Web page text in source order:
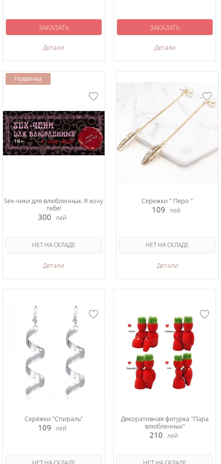
Детали
ЗАКАЗАТЬ
Детали
ЗАКАЗАТЬ
Sex-чеки для влюбленных. Я хочу
тебя!
300 лей
Детали
НЕТ НА СКЛАДЕ
Сережки " Перо "
109 лей
Детали
НЕТ НА СКЛАДЕ
Серёжки "Спираль"
109 лей
Декоративная фигурка "Пара
влюбленных"
210 лей